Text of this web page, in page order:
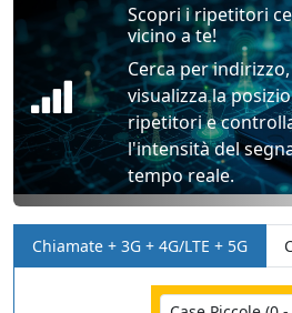
Scopri i ripetitori
vicino a te!
Cerca per indirizzo,
visualizza la
ripetitori e
l'intensità del
tempo reale.
Chiamate + 3G + 4G/LTE + 5G